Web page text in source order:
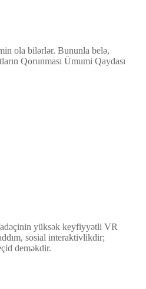
ola bilərlər. Bununla belə,
Qorunması Ümumi Qaydası
yüksək keyfiyyətli VR
sosial interaktivlikdir;
deməkdir.